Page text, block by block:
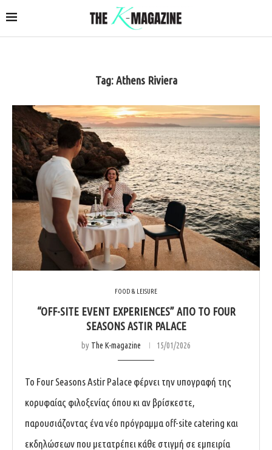
Tag:Athens Riviera
FOOD & LEISURE
“OFF-SITE EVENT EXPERIENCES” ΑΠΌ ΤΟ FOUR
SEASONS ASTIR PALACE
by The K-magazine 15/01/2026
Το Four Seasons Astir Palace φέρνει την υπογραφή της
κορυφαίας φιλοξενίας όπου κι αν βρίσκεστε,
παρουσιάζοντας ένα νέο πρόγραμμα off-site catering και
εκδηλώσεων που μετατρέπει κάθε στιγμή σε εμπειρία